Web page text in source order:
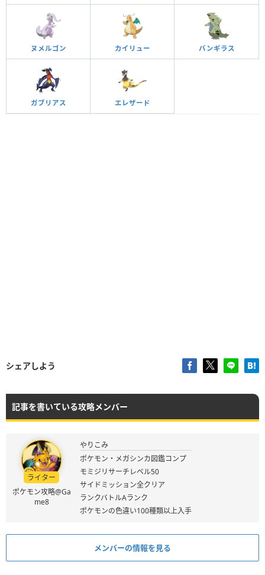
ヌメルゴン カイリュー バンギラス
ガブリアス エレザード
シェアしよう
記事を書いている攻略メンバー
ライター
ポケモン攻略@Ga
me8
やりこみ
ポケモン・メガシンカ図鑑コンプ
モミジリサーチレベル50
サイドミッション全クリア
ランクバトルAランク
ポケモンの色違い100種類以上入手
メンバーの情報を見る